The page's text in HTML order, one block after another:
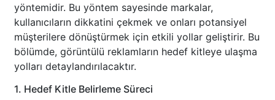
yöntemidir. Bu yöntem sayesinde markalar,
kullanıcıların dikkatini çekmek ve onları potansiyel
müşterilere dönüştürmek için etkili yollar geliştirir. Bu
bölümde, görüntülü reklamların hedef kitleye ulaşma
yolları detaylandırılacaktır.
1. Hedef Kitle Belirleme Süreci